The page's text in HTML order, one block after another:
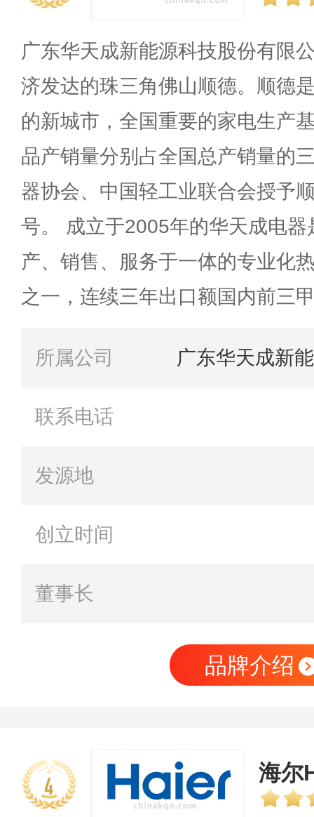
广东华天成新能源科技股份有限
济发达的珠三角佛山顺德。顺德
的新城市，全国重要的家电生产
品产销量分别占全国总产销量的
器协会、中国轻工业联合会授予
号。 成立于2005年的华天成电
产、销售、服务于一体的专业化
之一，连续三年出口额国内前三
所属公司 广东华天成新
联系电话
发源地
创立时间
董事长
品牌介绍
4 海尔